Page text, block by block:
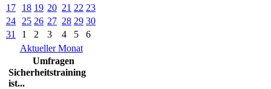
17
18 19 20 21 22 23
24
25 26 27 28 29 30
31
1 2 3 4 5
6
Aktueller Monat
Umfragen
Sicherheitstraining
ist...